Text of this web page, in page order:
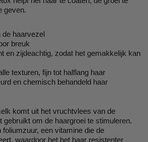
geven.
de haarvezel
breuk
en zijdeachtig, zodat het gemakkelijk kan
texturen, fijn tot halflang haar
en chemisch behandeld haar
komt uit het vruchtvlees van de
om de haargroei te stimuleren.
foliumzuur, een vitamine die de
waardoor het het haar resistenter